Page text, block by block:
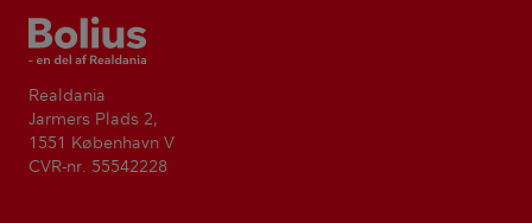
Bolius
Realdania
Jarmers Plads 2,
1551 København V
CVR-nr. 55542228